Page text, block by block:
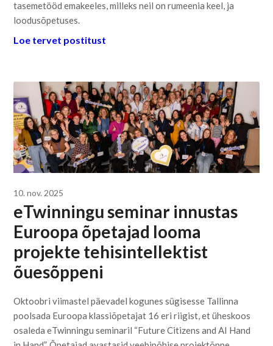
tasemetööd emakeeles, milleks neil on rumeenia keel, ja
loodusõpetuses.
Loe tervet postitust
10. nov. 2025
eTwinningu seminar innustas
Euroopa õpetajad looma
projekte tehisintellektist
õuesõppeni
Oktoobri viimastel päevadel kogunes sügisesse Tallinna
poolsada Euroopa klassiõpetajat 16 eri riigist, et üheskoos
osaleda eTwinningu seminaril “Future Citizens and AI Hand